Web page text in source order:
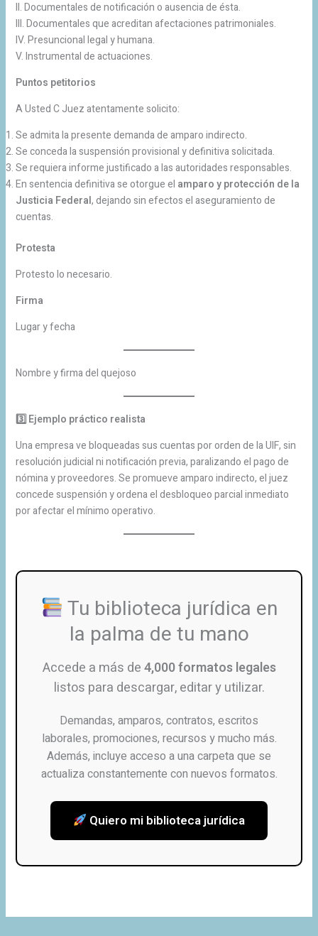
II. Documentales de notificación o ausencia de ésta.
III. Documentales que acreditan afectaciones patrimoniales.
IV. Presuncional legal y humana.
V. Instrumental de actuaciones.
Puntos petitorios
A Usted C Juez atentamente solicito:
Se admita la presente demanda de amparo indirecto.
Se conceda la suspensión provisional y definitiva solicitada.
Se requiera informe justificado a las autoridades responsables.
En sentencia definitiva se otorgue el amparo y protección de la
Justicia Federal, dejando sin efectos el aseguramiento de
cuentas.
Protesta
Protesto lo necesario.
Firma
Lugar y fecha
Nombre y firma del quejoso
3️Ejemplo práctico realista
Una empresa ve bloqueadas sus cuentas por orden de la UIF, sin
resolución judicial ni notificación previa, paralizando el pago de
nómina y proveedores. Se promueve amparo indirecto, el juez
concede suspensión y ordena el desbloqueo parcial inmediato
por afectar el mínimo operativo.
Tu biblioteca jurídica en
la palma de tu mano
Accede a más de4,000 formatos legales
listos para descargar, editar y utilizar.
Demandas, amparos, contratos, escritos
laborales, promociones, recursos y mucho más.
Además, incluye acceso a una carpeta que se
actualiza constantemente con nuevos formatos.
Quiero mi biblioteca jurídica